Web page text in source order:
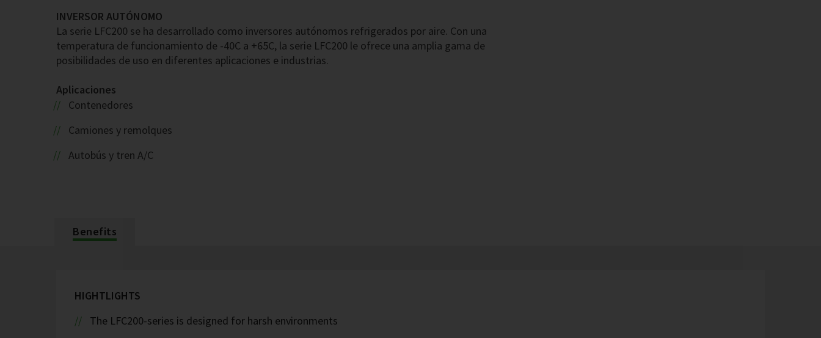
INVERSOR AUTÓNOMO
La serie LFC200 se ha desarrollado como inversores autónomos refrigerados por aire. Con una
temperatura de funcionamiento de -40C a +65C, la serie LFC200 le ofrece una amplia gama de
posibilidades de uso en diferentes aplicaciones e industrias.
Aplicaciones
Contenedores
Camiones y remolques
Autobús y tren A/C
Benefits
HIGHTLIGHTS
The LFC200-series is designed for harsh environments